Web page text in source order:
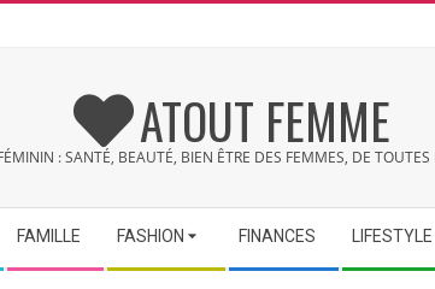
ATOUT FEMME
: SANTÉ, BEAUTÉ, BIEN ÊTRE DES FEMMES, DE TOUTES
FAMILLE FASHION FINANCES LIFESTYLE